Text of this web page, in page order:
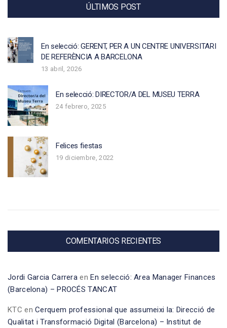
ÚLTIMOS POST
En selecció: GERENT, PER A UN CENTRE UNIVERSITARI
DE REFERÈNCIA A BARCELONA
13 abril, 2026
En selecció: DIRECTOR/A DEL MUSEU TERRA
24 febrero, 2025
Felices fiestas
19 diciembre, 2022
COMENTARIOS RECIENTES
Jordi Garcia Carrera enEn selecció: Area Manager Finances
(Barcelona) – PROCÉS TANCAT
KTC enCerquem professional que assumeixi la: Direcció de
Qualitat i Transformació Digital (Barcelona) – Institut de